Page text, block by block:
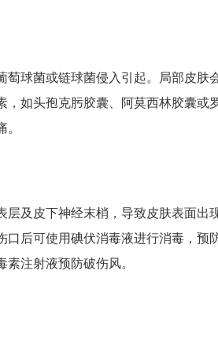
球菌或链球菌侵入引起。局部皮肤
如头孢克肟胶囊、阿莫西林胶囊或
及皮下神经末梢，导致皮肤表面出
后可使用碘伏消毒液进行消毒，预
注射液预防破伤风。